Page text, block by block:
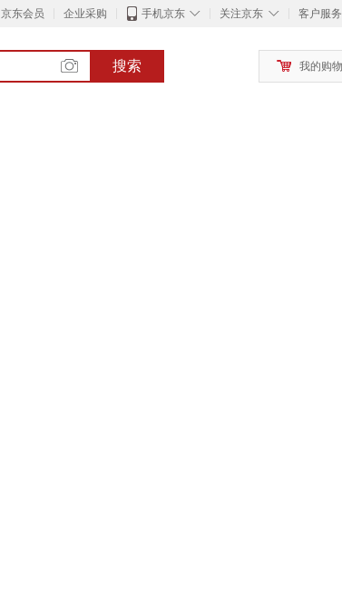
京东会员 企业采购 ◇
手机京东 ◇
关注京东 客户服务
搜索
我的购